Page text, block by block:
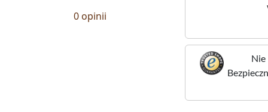
0 opinii
Nie